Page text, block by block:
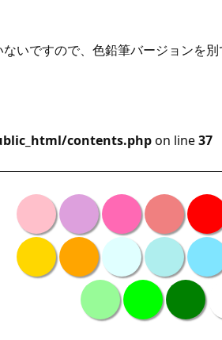
いですので、色鉛筆バージョンを別
contents.phpon line37